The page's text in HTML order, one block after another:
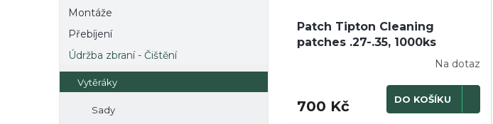
Montáže
Přebíjení
Údržba zbraní - Čištění
Vytěráky
Sady
Patch Tipton Cleaning
patches .27-.35, 1000ks
Na dotaz
700 Kč DO KOŠÍKU